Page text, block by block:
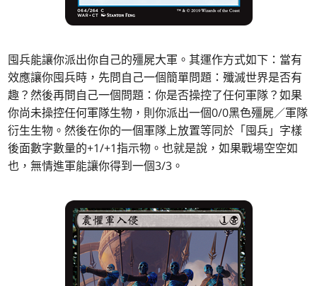
囤兵能讓你派出你自己的殭屍大軍。其運作方式如下：當有
效應讓你囤兵時，先問自己一個簡單問題：殲滅世界是否有
趣？然後再問自己一個問題：你是否操控了任何軍隊？如果
你尚未操控任何軍隊生物，則你派出一個0/0黑色殭屍／軍隊
衍生生物。然後在你的一個軍隊上放置等同於「囤兵」字樣
後面數字數量的+1/+1指示物。也就是說，如果戰場空空如
也，無情進軍能讓你得到一個3/3。